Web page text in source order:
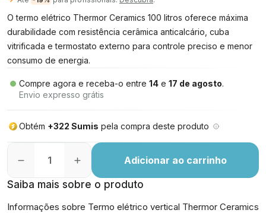
O termo elétrico Thermor Ceramics 100 litros oferece máxima
durabilidade com resistência cerâmica anticalcário, cuba
vitrificada e termostato externo para controle preciso e menor
consumo de energia.
Compre agora e receba-o entre 14 e 17 de agosto.
Envio expresso grátis
Obtém +322 Sumis pela compra deste produto
Adicionar ao carrinho
Saiba mais sobre o produto
Informações sobre Termo elétrico vertical Thermor Ceramics